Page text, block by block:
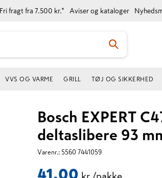
Fri fragt fra 7.500 kr.* Aviser og kataloger
VVS OG VARME GRILL TØJ OG SIKKERHED
Bosch EXPERT
deltaslibere 93
Varenr.: 5560 7441059
41,00 kr./pakke